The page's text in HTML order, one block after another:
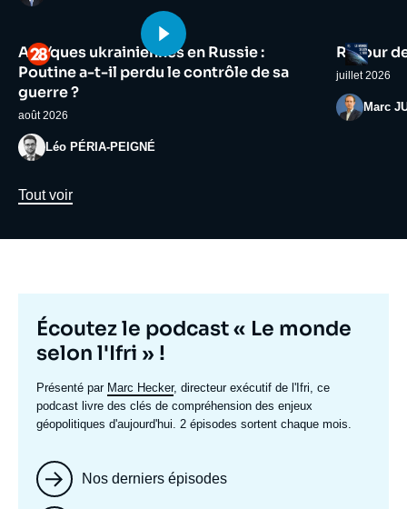
Logo
Image
principale
médiatique
Attaques ukrainiennes en Russie :
Poutine a-t-il perdu le contrôle de sa
guerre ?
août 2026
PhotoLéo PÉRIA-PEIGNÉ
Logo
Image
principale
Retour
juillet 2026
PhotoMarc
Lien
Tout voir
Titre
mis
en
avant
Écoutez le podcast « Le monde
selon l'Ifri » !
Texte
accroche
Présenté par Marc Hecker, directeur exécutif de l'Ifri, ce
podcast livre des clés de compréhension des enjeux
géopolitiques d'aujourd'hui. 2 épisodes sortent chaque mois.
Nos derniers épisodes